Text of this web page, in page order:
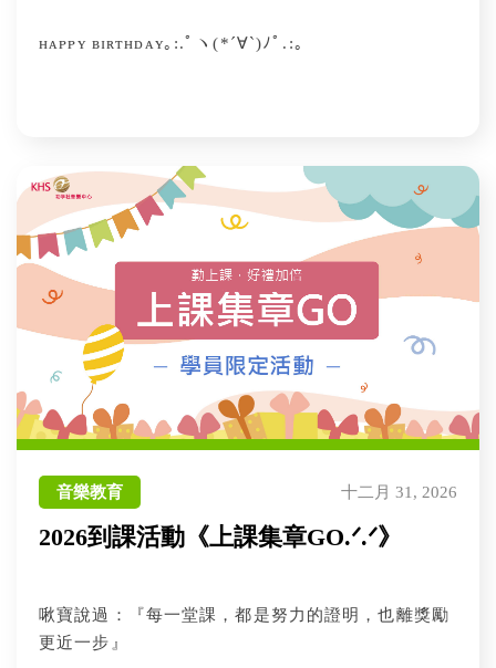
ʜᴀᴘᴘʏ ʙɪʀᴛʜᴅᴀʏ｡:.ﾟヽ(*´∀`)ﾉﾟ.:｡
音樂教育 十二月 31, 2026
2026到課活動《上課集章GO.ᐟ.ᐟ》
啾寶說過：『每一堂課，都是努力的證明，也離獎勵
更近一步』